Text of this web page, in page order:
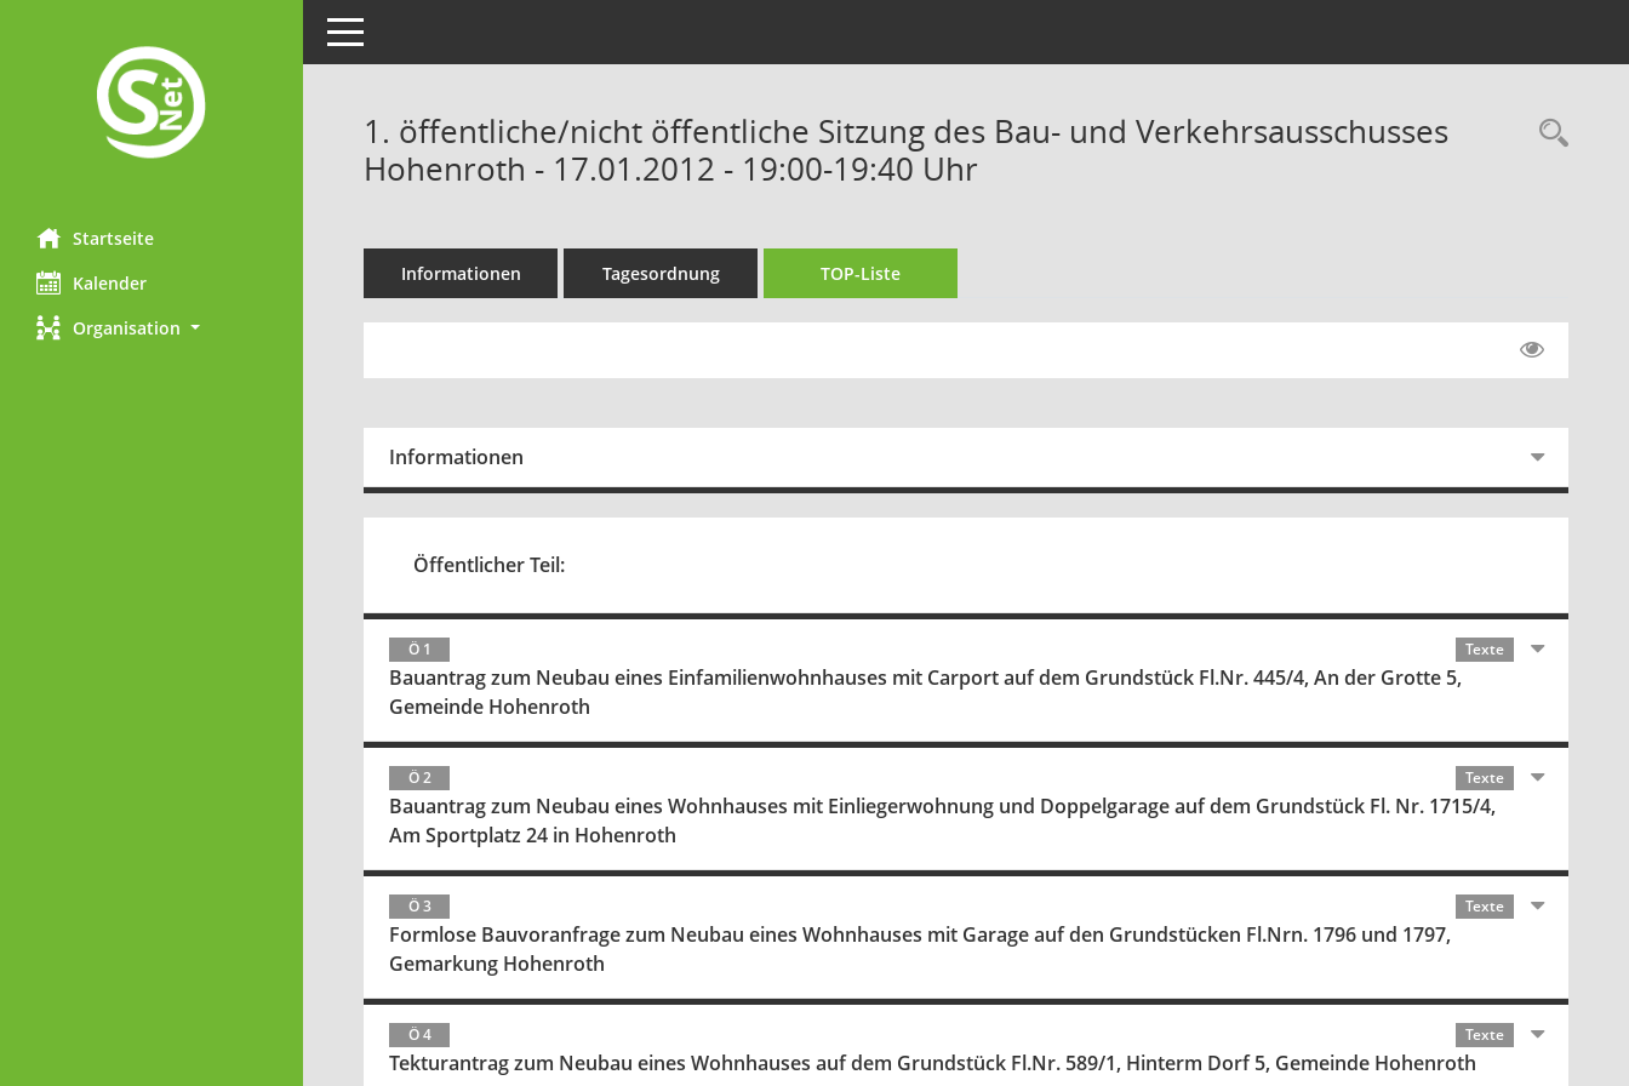
Startseite
Kalender
Organisation
Toggle navigation
1. öffentliche/nicht öffentliche Sitzung des Bau- und Verkehrsausschusses
Hohenroth - 17.01.2012 - 19:00-19:40 Uhr
Informationen Tagesordnung TOP-Liste
Informationen
Öffentlicher Teil:
Ö 1 Texte
Bauantrag zum Neubau eines Einfamilienwohnhauses mit Carport auf dem Grundstück Fl.Nr. 445/4, An der Grotte 5,
Gemeinde Hohenroth
Ö 2 Texte
Bauantrag zum Neubau eines Wohnhauses mit Einliegerwohnung und Doppelgarage auf dem Grundstück Fl. Nr. 1715/4,
Am Sportplatz 24 in Hohenroth
Ö 3 Texte
Formlose Bauvoranfrage zum Neubau eines Wohnhauses mit Garage auf den Grundstücken Fl.Nrn. 1796 und 1797,
Gemarkung Hohenroth
Ö 4 Texte
Tekturantrag zum Neubau eines Wohnhauses auf dem Grundstück Fl.Nr. 589/1, Hinterm Dorf 5, Gemeinde Hohenroth